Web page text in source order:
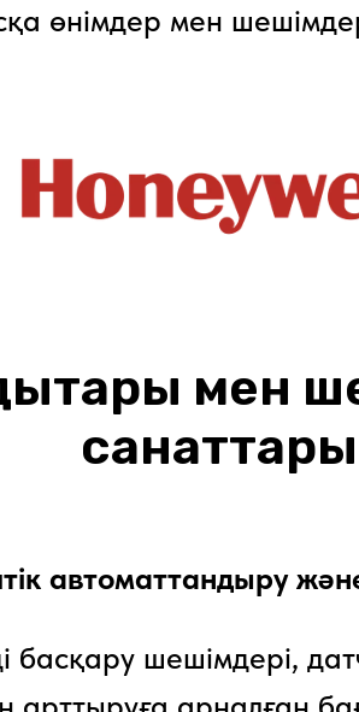
өнімдер мен
мен
санаттары
автоматтандыру
шешімдері,